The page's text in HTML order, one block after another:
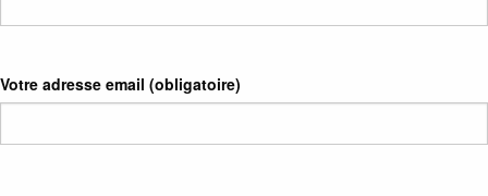
Votre adresse email (obligatoire)